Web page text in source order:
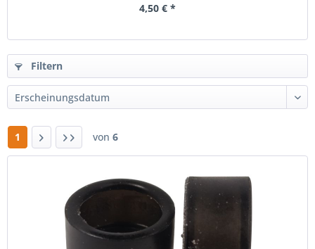
4,50 € *
Filtern
1 von 6